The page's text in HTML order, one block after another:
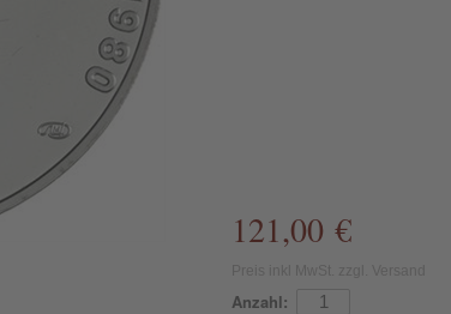
121,00 €
Anzahl: